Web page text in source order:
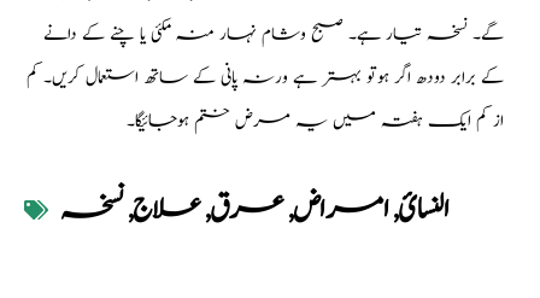
گے۔ نسخہ تیار ہے۔ صبح وشام نہار منہ مکئی یا چنے کے دانے
کے برابر دودھ اگر ہوتو بہتر ہے ورنہ پانی کے ساتھ استعمال کریں۔ کم
از کم ایک ہفتہ میں یہ مرض ختم ہوجائیگا۔
النسائ,امراض,عرق,علاج,نسخہ